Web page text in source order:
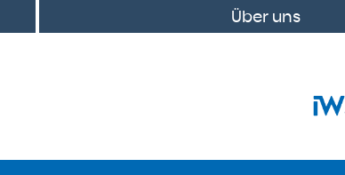
Über uns